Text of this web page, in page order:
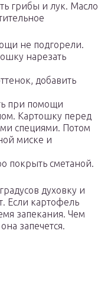
грибы и лук. Масло
не подгорели.
нарезать
добавить
при помощи
Картошку перед
специями. Потом
миске и
покрыть сметаной.
духовку и
Если картофель
запекания. Чем
запечется.